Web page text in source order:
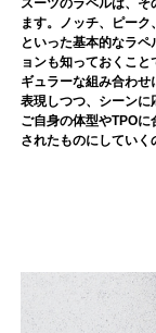
ます。ノッチ、ピーク
といった基本的なラ
ョンも知っておくこ
ギュラーな組み合わ
表現しつつ、シーンに
ご自身の体型やTPO
されたものにしていく